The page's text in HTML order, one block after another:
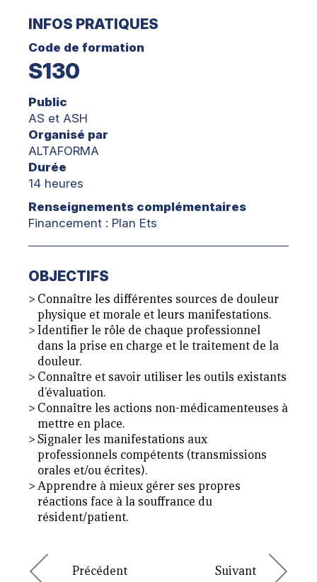
INFOS PRATIQUES
Code de formation
S130
Public
AS et ASH
Organisé par
ALTAFORMA
Durée
14 heures
Renseignements complémentaires
Financement : Plan Ets
OBJECTIFS
Connaître les différentes sources de douleur
physique et morale et leurs manifestations.
Identifier le rôle de chaque professionnel
dans la prise en charge et le traitement de la
douleur.
Connaître et savoir utiliser les outils existants
d’évaluation.
Connaître les actions non-médicamenteuses à
mettre en place.
Signaler les manifestations aux
professionnels compétents (transmissions
orales et/ou écrites).
Apprendre à mieux gérer ses propres
réactions face à la souffrance du
résident/patient.